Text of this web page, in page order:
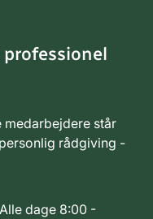
professionel
medarbejdere står
rådgiving -
Alle dage 8:00 -